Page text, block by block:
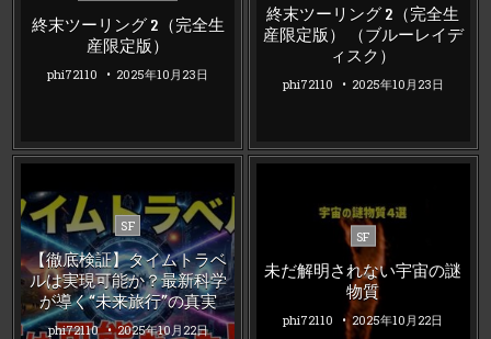
終末ツーリング 2（完全生
産限定版）
phi72110 2025年10月23日
終末ツーリング 2（完全生
産限定版） （ブルーレイデ
ィスク）
phi72110 2025年10月23日
Posted
in
SF
【徹底検証】タイムトラベ
ルは実現可能か？最新科学
が導く“未来旅行”の真実
phi72110 2025年10月22日
Posted
in
SF
未だ解明されない宇宙の謎
物質
phi72110 2025年10月22日